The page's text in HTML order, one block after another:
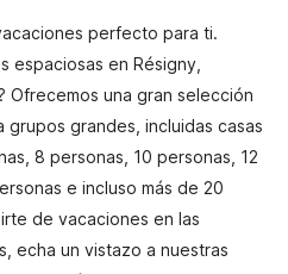
perfecto para ti.
espaciosas en Résigny,
Ofrecemos una gran selección
grandes, incluidas casas
8 personas, 10 personas, 12
e incluso más de 20
de vacaciones en las
echa un vistazo a nuestras